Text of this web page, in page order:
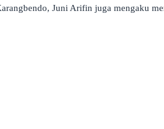
Juni Arifin juga mengaku